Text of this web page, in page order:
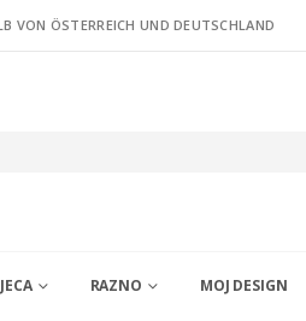
VON ÖSTERREICH UND DEUTSCHLAND
RAZNO MOJ DESIGN